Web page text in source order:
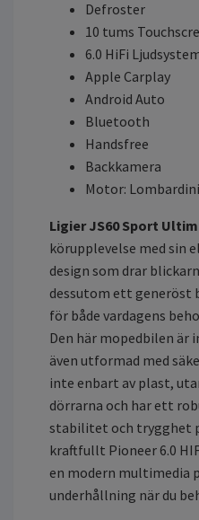
Defroster
10 tums
6.0 HiFi
Apple Carplay
Android Auto
Bluetooth
Handsfree
Backkamera
Motor: Lombardini
Ligier JS60 Sport
körupplevelse med sin
design som drar
dessutom ett generöst
för både vardagens
Den här mopedbilen är
även utformad med
inte enbart av plast,
dörrarna och har ett
stabilitet och trygghet
kraftfullt Pioneer 6.0
en modern multimedia
underhållning när du